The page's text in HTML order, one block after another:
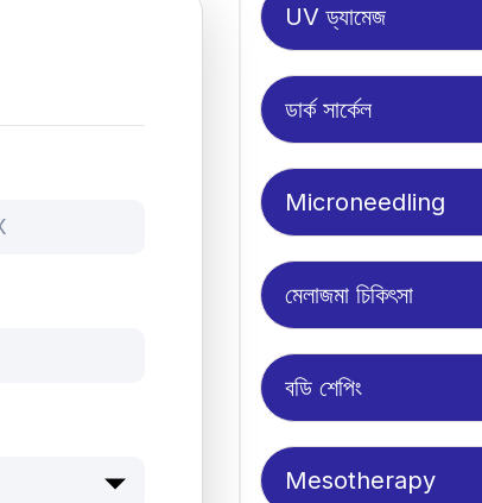
UV ড্যামেজ
ডার্ক সার্কেল
Microneedling
মেলাজমা চিকিৎসা
বডি শেপিং
Mesotherapy